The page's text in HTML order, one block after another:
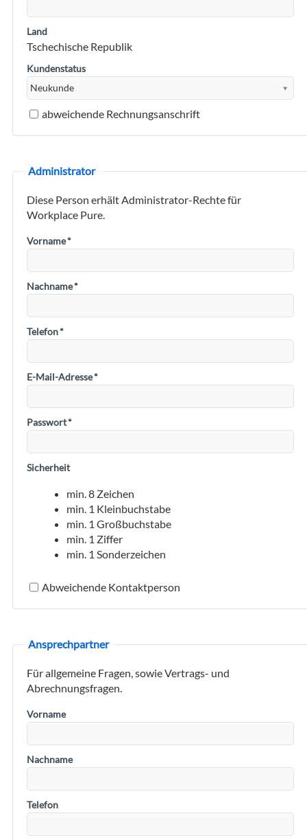
Land
Tschechische Republik
Kundenstatus
abweichende Rechnungsanschrift
Administrator
Diese Person erhält Administrator-Rechte für
Workplace Pure.
Vorname*
Nachname*
Telefon*
E-Mail-Adresse*
Passwort*
Sicherheit
min. 8 Zeichen
min. 1 Kleinbuchstabe
min. 1 Großbuchstabe
min. 1 Ziffer
min. 1 Sonderzeichen
Abweichende Kontaktperson
Ansprechpartner
Für allgemeine Fragen, sowie Vertrags- und
Abrechnungsfragen.
Vorname
Nachname
Telefon